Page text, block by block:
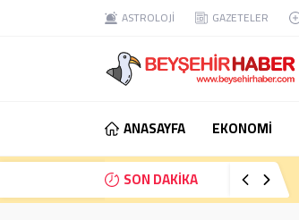
ASTROLOJİ GAZETELER
ANASAYFA EKONOMİ
SON DAKİKA